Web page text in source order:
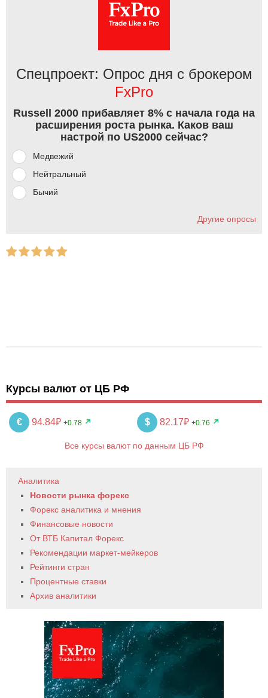
Спецпроект: Опрос дня с брокером
FxPro
Russell 2000 прибавляет 8% с начала года на
расширения роста рынка. Каков ваш
настрой по US2000 сейчас?
Медвежий
Нейтральный
Бычий
Другие опросы
Курсы валют от ЦБ РФ
€ 94.84₽ +0.78 $ 82.17₽ +0.76
Все курсы валют по данным ЦБ РФ
Аналитика
Новости рынка форекс
Форекс аналитика и мнения
Финансовые новости
От ВТБ Капитал Форекс
Рекомендации маркет-мейкеров
Рейтинги стран
Процентные ставки
Архив аналитики